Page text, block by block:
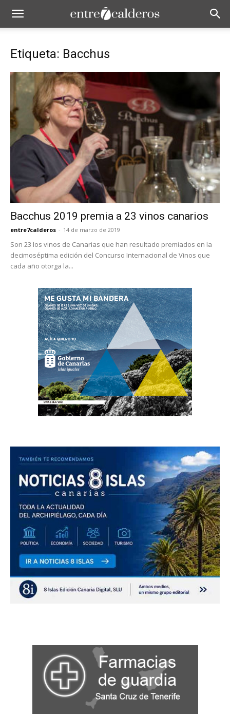
Etiqueta: Bacchus
Bacchus 2019 premia a 23 vinos canarios
entre7calderos - 14 de marzo de 2019
Son 23 los vinos de Canarias que han resultado premiados en la
decimoséptima edición del Concurso Internacional de Vinos que
cada año otorga la...